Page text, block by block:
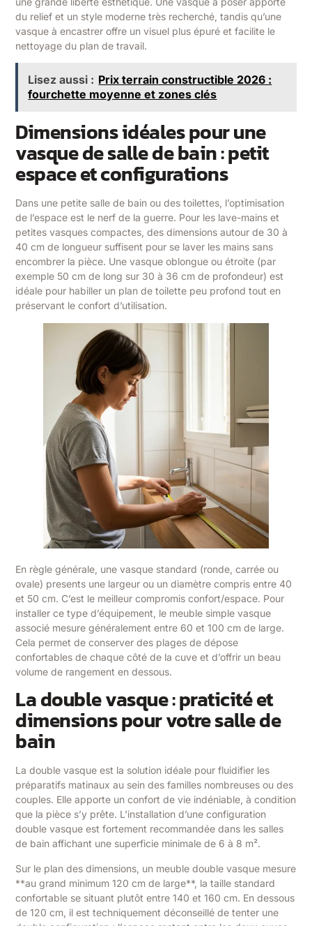
du relief et un style moderne très recherché, tandis qu’une
vasque à encastrer offre un visuel plus épuré et facilite le
nettoyage du plan de travail.
Lisez aussi : Prix terrain constructible 2026 :
fourchette moyenne et zones clés
Dimensions idéales pour une
vasque de salle de bain : petit
espace et configurations
Dans une petite salle de bain ou des toilettes, l’optimisation
de l’espace est le nerf de la guerre. Pour les lave-mains et
petites vasques compactes, des dimensions autour de 30 à
40 cm de longueur suffisent pour se laver les mains sans
encombrer la pièce. Une vasque oblongue ou étroite (par
exemple 50 cm de long sur 30 à 36 cm de profondeur) est
idéale pour habiller un plan de toilette peu profond tout en
préservant le confort d’utilisation.
En règle générale, une vasque standard (ronde, carrée ou
ovale) presents une largeur ou un diamètre compris entre 40
et 50 cm. C’est le meilleur compromis confort/espace. Pour
installer ce type d’équipement, le meuble simple vasque
associé mesure généralement entre 60 et 100 cm de large.
Cela permet de conserver des plages de dépose
confortables de chaque côté de la cuve et d’offrir un beau
volume de rangement en dessous.
La double vasque : praticité et
dimensions pour votre salle de
bain
La double vasque est la solution idéale pour fluidifier les
préparatifs matinaux au sein des familles nombreuses ou des
couples. Elle apporte un confort de vie indéniable, à condition
que la pièce s’y prête. L’installation d’une configuration
double vasque est fortement recommandée dans les salles
de bain affichant une superficie minimale de 6 à 8 m².
Sur le plan des dimensions, un meuble double vasque mesure
**au grand minimum 120 cm de large**, la taille standard
confortable se situant plutôt entre 140 et 160 cm. En dessous
de 120 cm, il est techniquement déconseillé de tenter une